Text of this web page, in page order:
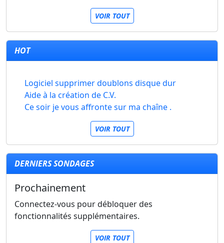
VOIR TOUT
HOT
Logiciel supprimer doublons disque dur
Aide à la création de C.V.
Ce soir je vous affronte sur ma chaîne .
VOIR TOUT
DERNIERS SONDAGES
Prochainement
Connectez-vous pour débloquer des
fonctionnalités supplémentaires.
VOIR TOUT